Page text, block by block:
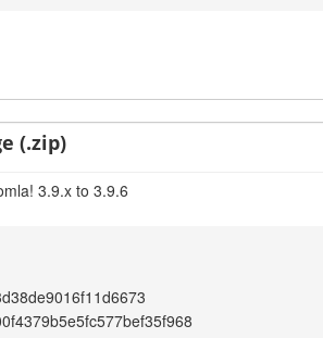
(.zip)
3.9.x to 3.9.6